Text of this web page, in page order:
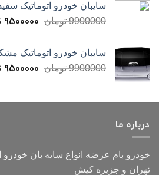
سایبان خودرو اتوماتیک
9900000 تومان 9500000
سایبان خودرو اتوماتیک
9900000 تومان 9500000
درباره ما
خودرو بام عرضه انواع سایه بان خودرو
تهران و جزیره کیش